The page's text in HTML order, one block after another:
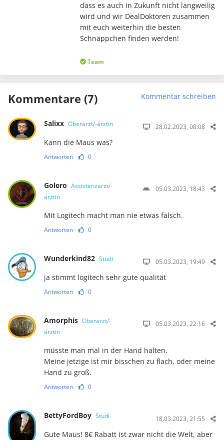
dass es auch in Zukunft nicht langweilig
wird und wir DealDoktoren zusammen
mit euch weiterhin die besten
Schnäppchen finden werden!
Team
Kommentare (7) Kommentar schreiben
Salixx Oberarzt/-ärztin 28.02.2023, 08:08
Kann die Maus was?
Antworten 0
Golero Assistenzarzt/-
ärztin
05.03.2023, 18:43
Mit Logitech macht man nie etwas falsch.
Antworten 0
Wunderkind82 Studi 05.03.2023, 19:49
ja stimmt logitech sehr gute qualität
Antworten 0
Amorphis Oberarzt/-
ärztin
05.03.2023, 22:16
müsste man mal in der Hand halten.
Meine jetzige ist mir bisschen zu flach, oder meine
Hand zu groß.
Antworten 0
BettyFordBoy Studi 18.03.2023, 21:55
Gute Maus! 8€ Rabatt ist zwar nicht die Welt, aber